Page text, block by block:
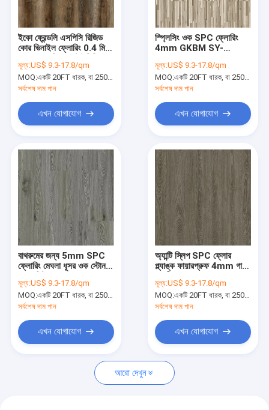
পণ্য
VR প্রদর্শন
আমাদের সম্পর্কে
কারখানা ভ্রমণ
মান নিয়ন্ত্রণ
খবর
ইকো ফ্রেন্ডলি এসপিসি রিজিড
কোর ভিনাইল ফ্লোরিং 0.4 মিমি
ক্লিক করুন GKBM DM-
W40053
মূল্য:US$ 9.3-17.8/qm
MOQ:একটি 20FT ধারক, বা 2500 বর্গ মিটার;
সর্বশেষ দাম পান
এখন যোগাযোগ
স্প্লিসিং ওক SPC ফ্লোরিং
4mm GKBM SY-
মূল্য:US$ 9.3-17.8/qm
MOQ:একটি 20FT ধারক, বা 2500 বর্গ মিটার;
সর্বশেষ দাম পান
এখন যোগাযোগ
বাথরুমের জন্য 5mm SPC
ফ্লোরিং মেঘলা ধূসর ওক স্টোন
W3005 ক্লিক করুন
মূল্য:US$ 9.3-17.8/qm
MOQ:একটি 20FT ধারক, বা 2500 বর্গ মিটার;
সর্বশেষ দাম পান
এখন যোগাযোগ
অ্যান্টি স্লিপ SPC ফ্লোর
প্ল্যাঙ্ক ফায়ারপ্রুফ 4mm গাঢ়
Greenpy GL-W7225-1
মূল্য:US$ 9.3-17.8/qm
MOQ:একটি 20FT ধারক, বা 2500 বর্গ মিটার;
সর্বশেষ দাম পান
এখন যোগাযোগ
আরো দেখুন